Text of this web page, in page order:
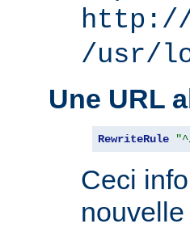
http://
/usr/
Une URL
RewriteRule
Ceci